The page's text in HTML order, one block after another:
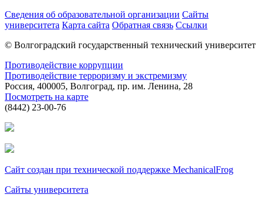
Сведения об образовательной организации Сайты
университета Карта сайта Обратная связь Ссылки
© Волгоградский государственный технический университет
Противодействие коррупции
Противодействие терроризму и экстремизму
Россия, 400005, Волгоград, пр. им. Ленина, 28
Посмотреть на карте
(8442) 23-00-76
Сайт создан при технической поддержке MechanicalFrog
Сайты университета